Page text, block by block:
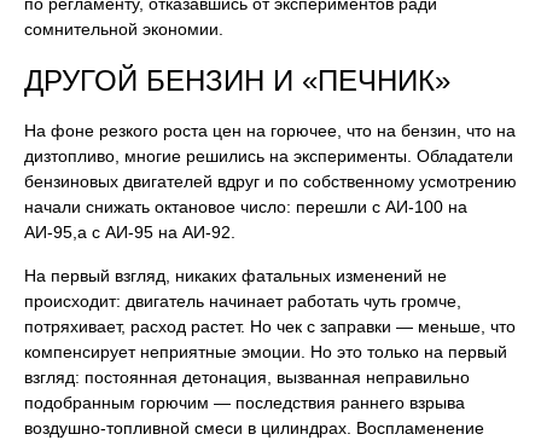
сомнительной экономии.
ДРУГОЙ БЕНЗИН И «ПЕЧНИК»
На фоне резкого роста цен на горючее, что на бензин, что на
дизтопливо, многие решились на эксперименты. Обладатели
бензиновых двигателей вдруг и по собственному усмотрению
начали снижать октановое число: перешли с АИ-100 на
АИ-95,а с АИ-95 на АИ-92.
На первый взгляд, никаких фатальных изменений не
происходит: двигатель начинает работать чуть громче,
потряхивает, расход растет. Но чек с заправки — меньше, что
компенсирует неприятные эмоции. Но это только на первый
взгляд: постоянная детонация, вызванная неправильно
подобранным горючим — последствия раннего взрыва
воздушно-топливной смеси в цилиндрах. Воспламенение